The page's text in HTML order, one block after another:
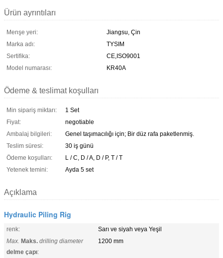
Ürün ayrıntıları
Menşe yeri:
Jiangsu, Çin
Marka adı:
TYSIM
Sertifika:
CE,ISO9001
Model numarası:
KR40A
Ödeme & teslimat koşulları
Min sipariş miktarı:
1 Set
Fiyat:
negotiable
Ambalaj bilgileri:
Genel taşımacılığı için; Bir düz rafa paketlenmiş.
Teslim süresi:
30 iş günü
Ödeme koşulları:
L / C, D / A, D / P, T / T
Yetenek temini:
Ayda 5 set
Açıklama
Hydraulic Piling Rig
renk:
Sarı ve siyah veya Yeşil
Max. Maks. drilling diameter
delme çapı:
1200 mm